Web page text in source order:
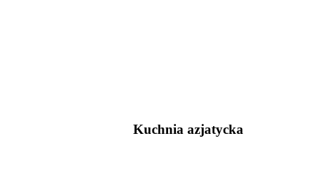
Kuchnia azjatycka